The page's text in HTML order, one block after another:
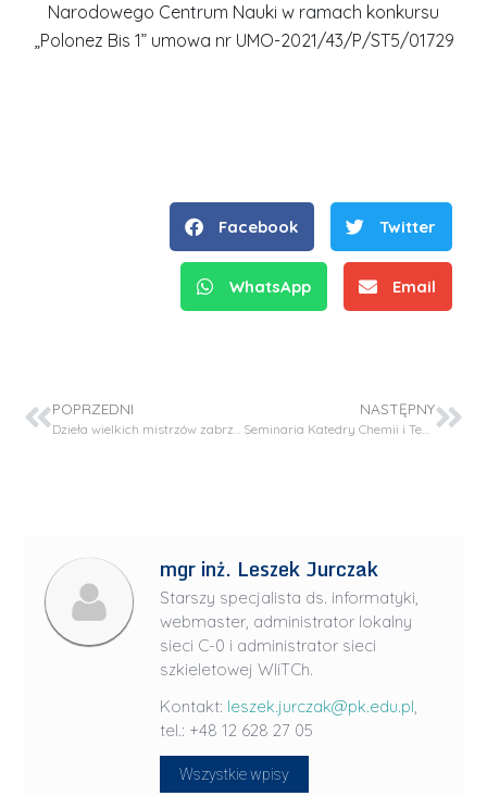
Narodowego Centrum Nauki w ramach konkursu
„Polonez Bis 1” umowa nr UMO-2021/43/P/ST5/01729
Facebook Twitter
WhatsApp Email
POPRZEDNI
Dzieła wielkich mistrzów zabrzmią na Politechnice. Koncert Kwartetu Dafô w Muzeum PK
NASTĘPNY
Seminaria Katedry Chemii i Technologii Polimerów
mgr inż. Leszek Jurczak
Starszy specjalista ds. informatyki,
webmaster, administrator lokalny
sieci C-0 i administrator sieci
szkieletowej WIiTCh.
Kontakt: leszek.jurczak@pk.edu.pl,
tel.: +48 12 628 27 05
Wszystkie wpisy